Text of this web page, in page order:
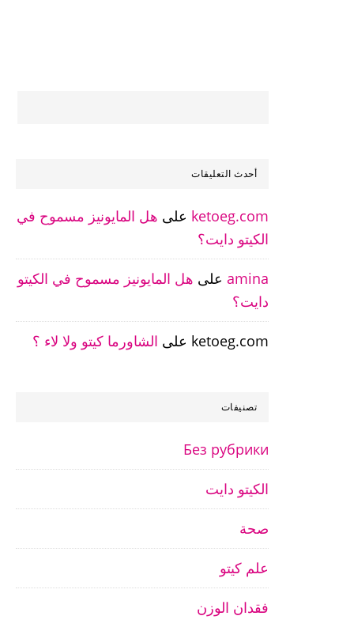
أحدث التعليقات
ketoeg.com على هل المايونيز مسموح في
الكيتو دايت؟
amina على هل المايونيز مسموح في الكيتو
دايت؟
ketoeg.com على الشاورما كيتو ولا لاء ؟
تصنيفات
Без рубрики
الكيتو دايت
صحة
علم كيتو
فقدان الوزن